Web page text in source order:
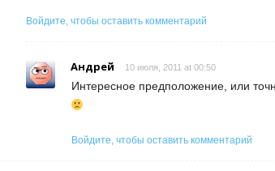
Войдите, чтобы оставить комментарий
Андрей 10 июля, 2011 at 00:50
Интересное предположение, или
Войдите, чтобы оставить комментарий